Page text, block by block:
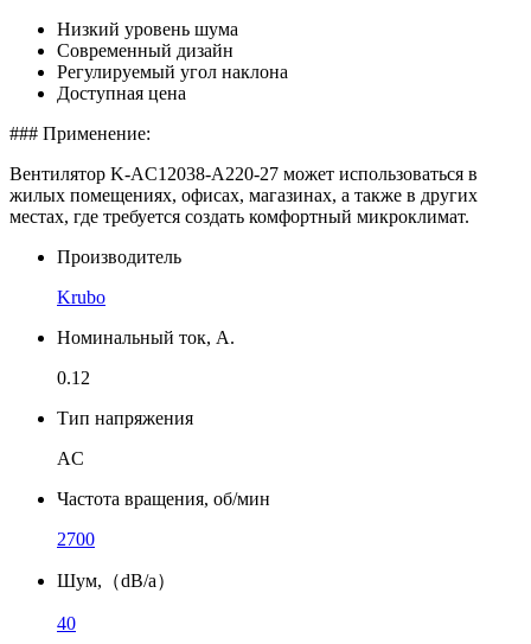
Низкий уровень шума
Современный дизайн
Регулируемый угол наклона
Доступная цена
### Применение:
Вентилятор K-AC12038-A220-27 может использоваться в
жилых помещениях, офисах, магазинах, а также в других
местах, где требуется создать комфортный микроклимат.
Производитель
Krubo
Номинальный ток, А.
0.12
Тип напряжения
AC
Частота вращения, об/мин
2700
Шум,（dB/a）
40